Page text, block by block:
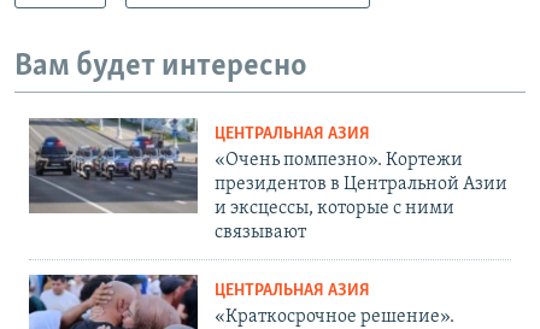
Вам будет интересно
ЦЕНТРАЛЬНАЯ АЗИЯ
«Очень помпезно». Кортежи
президентов в Центральной Азии
и эксцессы, которые с ними
связывают
ЦЕНТРАЛЬНАЯ АЗИЯ
«Краткосрочное решение».